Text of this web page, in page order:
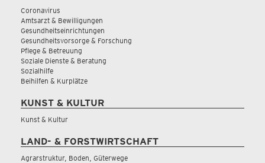
Coronavirus
Amtsarzt & Bewilligungen
Gesundheitseinrichtungen
Gesundheitsvorsorge & Forschung
Pflege & Betreuung
Soziale Dienste & Beratung
Sozialhilfe
Beihilfen & Kurplätze
KUNST & KULTUR
Kunst & Kultur
LAND- & FORSTWIRTSCHAFT
Agrarstruktur, Boden, Güterwege